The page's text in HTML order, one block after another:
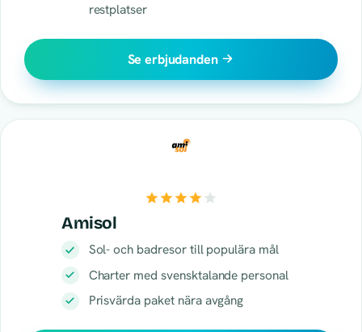
restplatser
Se erbjudanden
Amisol
Sol- och badresor till populära mål
Charter med svensktalande personal
Prisvärda paket nära avgång